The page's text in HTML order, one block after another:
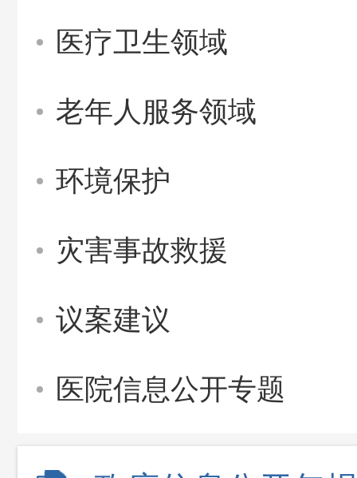
医疗卫生领域
老年人服务领域
环境保护
灾害事故救援
议案建议
医院信息公开专题